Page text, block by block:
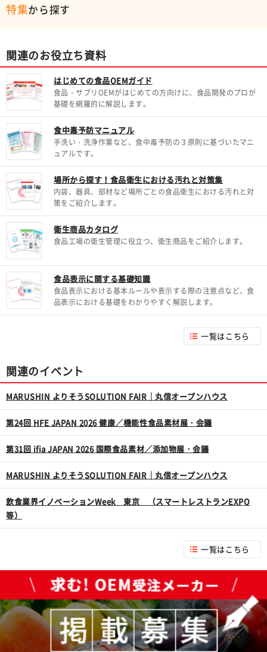
特集から探す
関連のお役立ち資料
はじめての食品OEMガイド
食品・サプリOEMがはじめての方向けに、食品開発のプロが
基礎を網羅的に解説します。
食中毒予防マニュアル
手洗い・洗浄作業など、食中毒予防の３原則に基づいたマニ
ュアルです。
場所から探す！食品衛生における汚れと対策集
内装、器具、部材など場所ごとの食品衛生における汚れと対
策をご紹介します。
衛生商品カタログ
食品工場の衛生管理に役立つ、衛生商品をご紹介します。
食品表示に関する基礎知識
食品表示における基本ルールや表示する際の注意点など、食
品表示における基礎をわかりやすく解説します。
一覧はこちら
関連のイベント
MARUSHIN よりそうSOLUTION FAIR｜丸信オープンハウス
第24回 HFE JAPAN 2026 健康／機能性食品素材展・会議
第31回 ifia JAPAN 2026 国際食品素材／添加物展・会議
MARUSHIN よりそうSOLUTION FAIR｜丸信オープンハウス
飲食業界イノベーションWeek 東京 （スマートレストランEXPO
等）
一覧はこちら